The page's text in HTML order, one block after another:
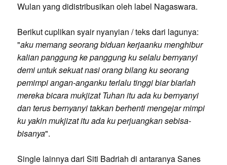
Wulan yang didistribusikan oleh label Nagaswara.
Berikut cuplikan syair nyanyian / teks dari lagunya:
"aku memang seorang biduan kerjaanku menghibur
kalian panggung ke panggung ku selalu bernyanyi
demi untuk sekuat nasi orang bilang ku seorang
pemimpi angan-anganku terlalu tinggi biar biarlah
mereka bicara mukjizat Tuhan itu ada ku bernyanyi
dan terus bernyanyi takkan berhenti mengejar mimpi
ku yakin mukjizat itu ada ku perjuangkan sebisa-
bisanya".
Single lainnya dari Siti Badriah di antaranya Sanes